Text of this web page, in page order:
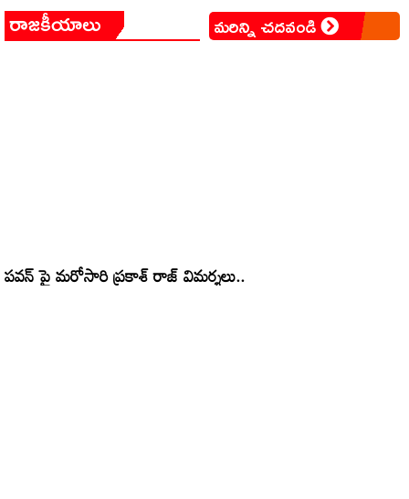
రాజకీయాలు మరిన్ని చదవండి
పవన్ పై మరోసారి ప్రకాశ్ రాజ్ విమర్శలు..